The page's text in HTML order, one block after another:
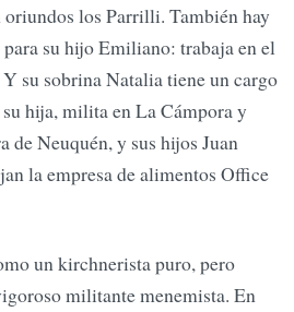
los Parrilli. También hay
su hijo Emiliano: trabaja en el
su sobrina Natalia tiene un cargo
hija, milita en La Cámpora y
de Neuquén, y sus hijos Juan
la empresa de alimentos Office
un kirchnerista puro, pero
militante menemista. En